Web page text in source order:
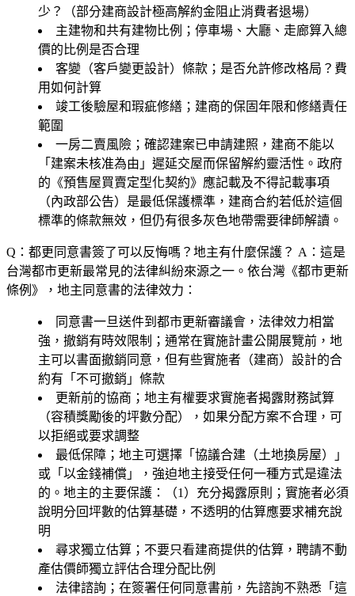
少？（部分建商設計極高解約金阻止消費者退場）
主建物和共有建物比例；停車場、大廳、走廊算入總
價的比例是否合理
客變（客戶變更設計）條款；是否允許修改格局？費
用如何計算
竣工後驗屋和瑕疵修繕；建商的保固年限和修繕責任
範圍
一房二賣風險；確認建案已申請建照，建商不能以
「建案未核准為由」遲延交屋而保留解約靈活性。政府
的《預售屋買賣定型化契約》應記載及不得記載事項
（內政部公告）是最低保護標準，建商合約若低於這個
標準的條款無效，但仍有很多灰色地帶需要律師解讀。
Q：都更同意書簽了可以反悔嗎？地主有什麼保護？ A：這是
台灣都市更新最常見的法律糾紛來源之一。依台灣《都市更新
條例》，地主同意書的法律效力：
同意書一旦送件到都市更新審議會，法律效力相當
強，撤銷有時效限制；通常在實施計畫公開展覽前，地
主可以書面撤銷同意，但有些實施者（建商）設計的合
約有「不可撤銷」條款
更新前的協商；地主有權要求實施者揭露財務試算
（容積獎勵後的坪數分配），如果分配方案不合理，可
以拒絕或要求調整
最低保障；地主可選擇「協議合建（土地換房屋）」
或「以金錢補償」，強迫地主接受任何一種方式是違法
的。地主的主要保護：（1）充分揭露原則；實施者必須
說明分回坪數的估算基礎，不透明的估算應要求補充說
明
尋求獨立估算；不要只看建商提供的估算，聘請不動
產估價師獨立評估合理分配比例
法律諮詢；在簽署任何同意書前，先諮詢不熟悉「這